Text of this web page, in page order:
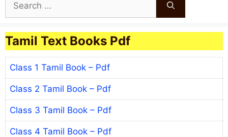
for:
Tamil Text Books Pdf
Class 1 Tamil Book – Pdf
Class 2 Tamil Book – Pdf
Class 3 Tamil Book – Pdf
Class 4 Tamil Book – Pdf